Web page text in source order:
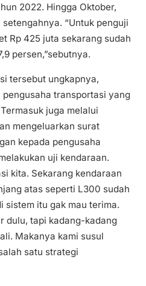
2022. Hingga Oktober,
“Untuk penguji
Rp 425 juta sekarang sudah
persen,”sebutnya.
tersebut ungkapnya,
transportasi yang
juga melalui
mengeluarkan surat
kepada pengusaha
uji kendaraan.
kita. Sekarang kendaraan
atas seperti L300 sudah
sistem itu gak mau terima.
dulu, tapi kadang-kadang
Makanya kami susul
satu strategi